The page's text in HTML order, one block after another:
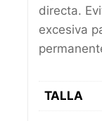
directa.
excesiva
TALLA